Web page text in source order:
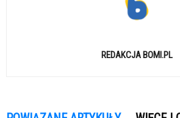
REDAKCJA BOMI.PL